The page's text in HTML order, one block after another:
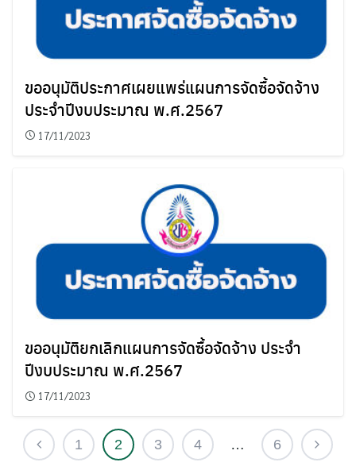
ขออนุมัติประกาศเผยแพร่แผนการจัดซื้อจัดจ้าง
ประจำปีงบประมาณ พ.ศ.2567
17/11/2023
ขออนุมัติยกเลิกแผนการจัดซื้อจัดจ้าง ประจำ
ปีงบประมาณ พ.ศ.2567
17/11/2023
1 2 3 4 … 6